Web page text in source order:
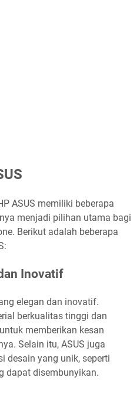
ASUS memiliki beberapa
menjadi pilihan utama bagi
Berikut adalah beberapa
Inovatif
elegan dan inovatif.
berkualitas tinggi dan
memberikan kesan
Selain itu, ASUS juga
desain yang unik, seperti
dapat disembunyikan.